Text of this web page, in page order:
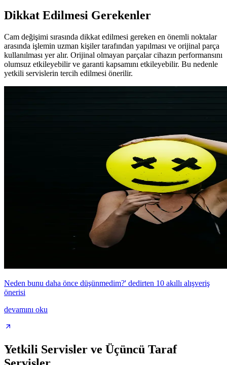
Dikkat Edilmesi Gerekenler
Cam değişimi sırasında dikkat edilmesi gereken en önemli noktalar
arasında işlemin uzman kişiler tarafından yapılması ve orijinal parça
kullanılması yer alır. Orijinal olmayan parçalar cihazın performansını
olumsuz etkileyebilir ve garanti kapsamını etkileyebilir. Bu nedenle
yetkili servislerin tercih edilmesi önerilir.
Neden bunu daha önce düşünmedim?' dedirten 10 akıllı alışveriş
önerisi
devamını oku
Yetkili Servisler ve Üçüncü Taraf